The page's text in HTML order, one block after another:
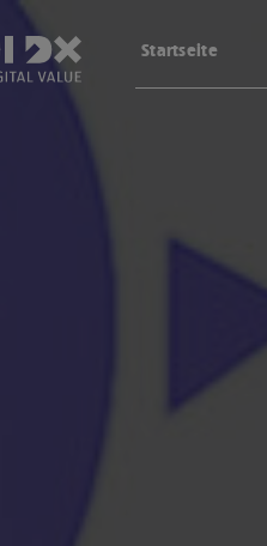
Startseite